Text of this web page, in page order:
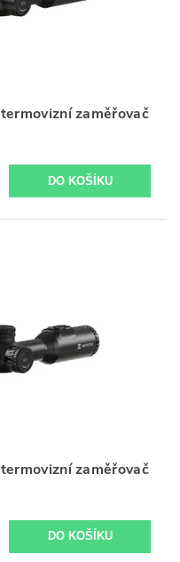
zaměřovač
zaměřovač